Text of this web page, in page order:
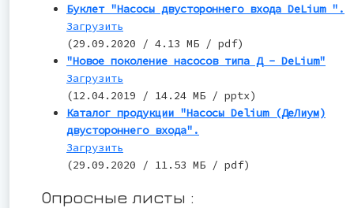
Буклет "Насосы двустороннего входа DeLium ".
Загрузить
(29.09.2020 / 4.13 МБ / pdf)
"Новое поколение насосов типа Д - DeLium"
Загрузить
(12.04.2019 / 14.24 МБ / pptx)
Каталог продукции "Насосы Delium (ДеЛиум)
двустороннего входа".
Загрузить
(29.09.2020 / 11.53 МБ / pdf)
Опросные листы :